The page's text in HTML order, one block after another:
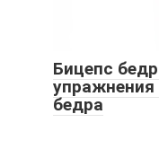
Бицепс
бедра